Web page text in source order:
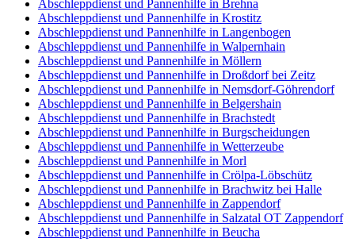
Abschleppdienst und Pannenhilfe in Brehna
Abschleppdienst und Pannenhilfe in Krostitz
Abschleppdienst und Pannenhilfe in Langenbogen
Abschleppdienst und Pannenhilfe in Walpernhain
Abschleppdienst und Pannenhilfe in Möllern
Abschleppdienst und Pannenhilfe in Droßdorf bei Zeitz
Abschleppdienst und Pannenhilfe in Nemsdorf-Göhrendorf
Abschleppdienst und Pannenhilfe in Belgershain
Abschleppdienst und Pannenhilfe in Brachstedt
Abschleppdienst und Pannenhilfe in Burgscheidungen
Abschleppdienst und Pannenhilfe in Wetterzeube
Abschleppdienst und Pannenhilfe in Morl
Abschleppdienst und Pannenhilfe in Crölpa-Löbschütz
Abschleppdienst und Pannenhilfe in Brachwitz bei Halle
Abschleppdienst und Pannenhilfe in Zappendorf
Abschleppdienst und Pannenhilfe in Salzatal OT Zappendorf
Abschleppdienst und Pannenhilfe in Beucha